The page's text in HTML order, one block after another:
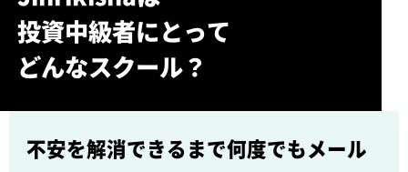
投資中級者にとって
どんなスクール？
不安を解消できるまで何度でもメール